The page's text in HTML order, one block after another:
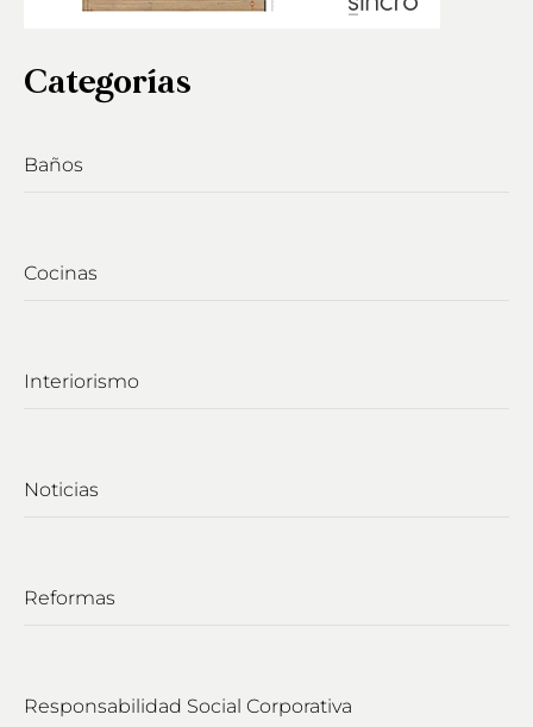
Categorías
Baños
Cocinas
Interiorismo
Noticias
Reformas
Responsabilidad Social Corporativa